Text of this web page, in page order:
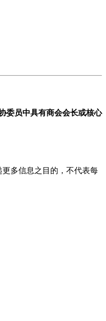
委员中具有商会会长或核心
多信息之目的，不代表每